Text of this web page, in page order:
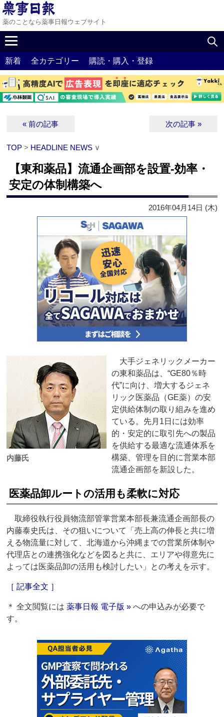
薬のことなら薬事日報ウェブサイト
新着 全カテゴリー 購読・購入・登録
« 前の記事 次の記事 »
TOP > HEADLINE NEWS ∨
【東和薬品】流通企画部を設置‐効率・
安定の体制構築へ
2016年04月14日 (木)
内藤氏
大手ジェネリックメーカー
の東和薬品は、“GE80％時
代”に向け、増大するジェネ
リック医薬品（GE薬）の安
定供給体制の取り組みを進め
ている。先月1日には効率
的・安定的に取引先への製品
を供給する最適な流通体系を
構築、管理を目的に営業本部
流通企画部を新設した。
医薬品卸ルートの活用も柔軟に対応
取締役執行役員物流部管掌営業本部長兼流通企画部長の
内藤泰史氏は、その狙いについて「売上高の伸長と共に増
える物流量に対して、北海道から沖縄までの営業所体制や
代理店との連携強化などを図ると共に、エリアや得意先に
よっては医薬品卸の活用も検討したい」との考えを示す。
［ 記事全文 ］
＊ 全文閲覧には薬事日報 電子版 » への申込みが必要で
す。